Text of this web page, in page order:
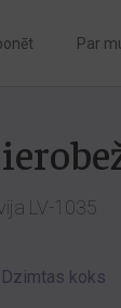
Par
LV-1035
Dzimtas koks